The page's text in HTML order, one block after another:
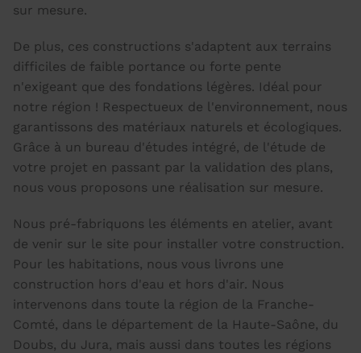
sur mesure.
De plus, ces constructions s'adaptent aux terrains
difficiles de faible portance ou forte pente
n'exigeant que des fondations légères. Idéal pour
notre région ! Respectueux de l'environnement, nous
garantissons des matériaux naturels et écologiques.
Grâce à un bureau d'études intégré, de l'étude de
votre projet en passant par la validation des plans,
nous vous proposons une réalisation sur mesure.
Nous pré-fabriquons les éléments en atelier, avant
de venir sur le site pour installer votre construction.
Pour les habitations, nous vous livrons une
construction hors d'eau et hors d'air. Nous
intervenons dans toute la région de la Franche-
Comté, dans le département de la Haute-Saône, du
Doubs, du Jura, mais aussi dans toutes les régions